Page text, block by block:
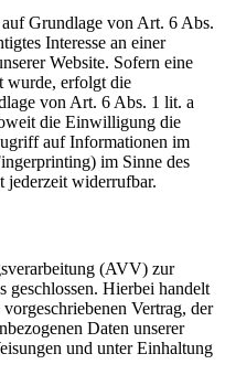
Grundlage von Art. 6 Abs.
Interesse an einer
Website. Sofern eine
wurde, erfolgt die
von Art. 6 Abs. 1 lit. a
die Einwilligung die
auf Informationen im
im Sinne des
widerrufbar.
(AVV) zur
geschlossen. Hierbei handelt
Vertrag, der
Daten unserer
und unter Einhaltung